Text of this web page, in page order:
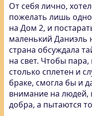
От себя лично,
пожелать лишь
на Дом 2, и
маленький Даниэль
страна обсуждала
на свет. Чтобы
столько сплетен и
браке, смогла бы и
внимание на
добра, а пытаются